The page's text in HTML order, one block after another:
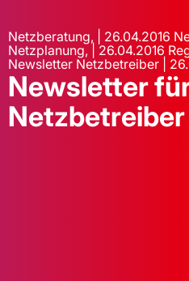
Netzberatung, | 26.04.2016
Netzplanung, | 26.04.2016
Newsletter Netzbetreiber |
Newsletter